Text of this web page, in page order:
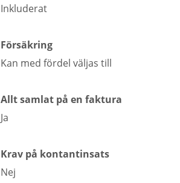
Inkluderat
Försäkring
Kan med fördel väljas till
Allt samlat på en faktura
Ja
Krav på kontantinsats
Nej